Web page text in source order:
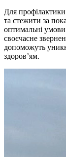
Для
та стежити за
оптимальні
своєчасне
допоможуть
здоров’ям.